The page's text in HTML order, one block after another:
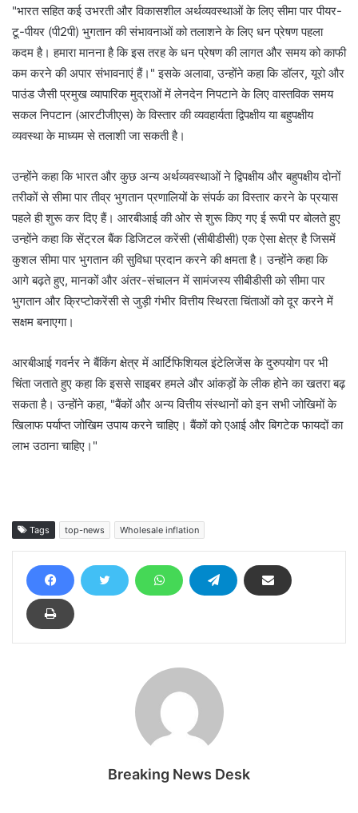
"भारत सहित कई उभरती और विकासशील अर्थव्यवस्थाओं के लिए सीमा पार पीयर-
टू-पीयर (पी2पी) भुगतान की संभावनाओं को तलाशने के लिए धन प्रेषण पहला
कदम है। हमारा मानना है कि इस तरह के धन प्रेषण की लागत और समय को काफी
कम करने की अपार संभावनाएं हैं।" इसके अलावा, उन्होंने कहा कि डॉलर, यूरो और
पाउंड जैसी प्रमुख व्यापारिक मुद्राओं में लेनदेन निपटाने के लिए वास्तविक समय
सकल निपटान (आरटीजीएस) के विस्तार की व्यवहार्यता द्विपक्षीय या बहुपक्षीय
व्यवस्था के माध्यम से तलाशी जा सकती है।
उन्होंने कहा कि भारत और कुछ अन्य अर्थव्यवस्थाओं ने द्विपक्षीय और बहुपक्षीय दोनों
तरीकों से सीमा पार तीव्र भुगतान प्रणालियों के संपर्क का विस्तार करने के प्रयास
पहले ही शुरू कर दिए हैं। आरबीआई की ओर से शुरू किए गए ई रूपी पर बोलते हुए
उन्होंने कहा कि सेंट्रल बैंक डिजिटल करेंसी (सीबीडीसी) एक ऐसा क्षेत्र है जिसमें
कुशल सीमा पार भुगतान की सुविधा प्रदान करने की क्षमता है। उन्होंने कहा कि
आगे बढ़ते हुए, मानकों और अंतर-संचालन में सामंजस्य सीबीडीसी को सीमा पार
भुगतान और क्रिप्टोकरेंसी से जुड़ी गंभीर वित्तीय स्थिरता चिंताओं को दूर करने में
सक्षम बनाएगा।
आरबीआई गवर्नर ने बैंकिंग क्षेत्र में आर्टिफिशियल इंटेलिजेंस के दुरुपयोग पर भी
चिंता जताते हुए कहा कि इससे साइबर हमले और आंकड़ों के लीक होने का खतरा बढ़
सकता है। उन्होंने कहा, "बैंकों और अन्य वित्तीय संस्थानों को इन सभी जोखिमों के
खिलाफ पर्याप्त जोखिम उपाय करने चाहिए। बैंकों को एआई और बिगटेक फायदों का
लाभ उठाना चाहिए।"
Tags top-news Wholesale inflation
Breaking News Desk